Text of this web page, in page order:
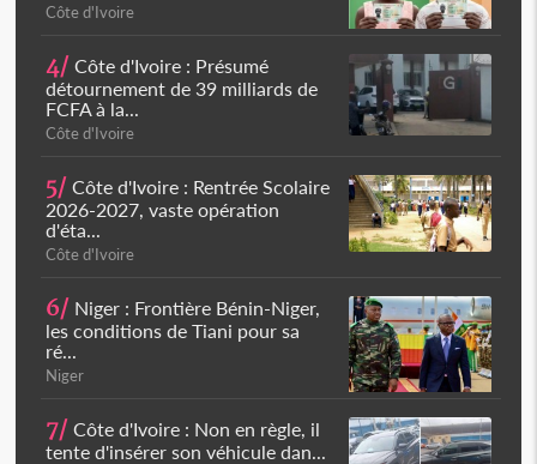
Côte d'Ivoire
4/ Côte d'Ivoire : Présumé
détournement de 39 milliards de
FCFA à la...
Côte d'Ivoire
5/ Côte d'Ivoire : Rentrée Scolaire
2026-2027, vaste opération
d'éta...
Côte d'Ivoire
6/ Niger : Frontière Bénin-Niger,
les conditions de Tiani pour sa
ré...
Niger
7/ Côte d'Ivoire : Non en règle, il
tente d'insérer son véhicule dan...